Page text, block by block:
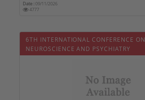
Date :09/11/2026
4777
6TH INTERNATIONAL CONFERENCE ON
NEUROSCIENCE AND PSYCHIATRY